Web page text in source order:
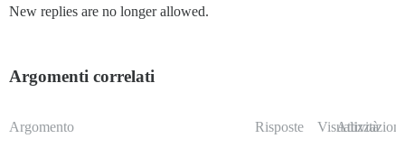
New replies are no longer allowed.
Argomenti correlati
Argomento Risposte Visualizzazioni
Attività